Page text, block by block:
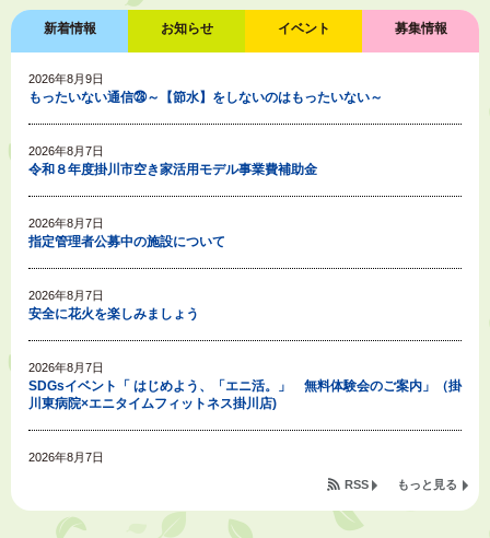
新着情報 お知らせ イベント 募集情報
2026年8月9日
もったいない通信㉘～【節水】をしないのはもったいない～
2026年8月7日
令和８年度掛川市空き家活用モデル事業費補助金
2026年8月7日
指定管理者公募中の施設について
2026年8月7日
安全に花火を楽しみましょう
2026年8月7日
SDGsイベント「 はじめよう、「エニ活。」 無料体験会のご案内」（掛
川東病院×エニタイムフィットネス掛川店)
2026年8月7日
2026年8月6日
もっと見る
RSS